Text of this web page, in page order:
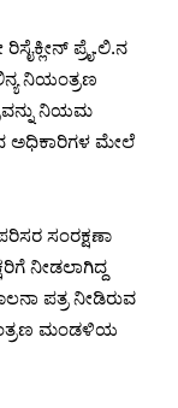
ಪ್ರೈ.ಲಿ.ನ
ನಿಯಂತ್ರಣ
ನಿಯಮ
ಅಧಿಕಾರಿಗಳ ಮೇಲೆ
ಸಂರಕ್ಷಣಾ
ನೀಡಲಾಗಿದ್ದ
ಪತ್ರ ನೀಡಿರುವ
ಮಂಡಳಿಯ